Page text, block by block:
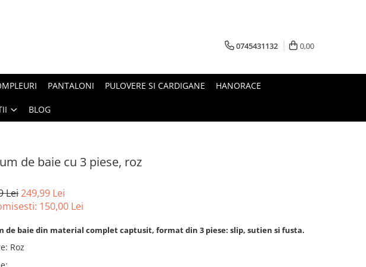
0745431132 0,00
PANTALONI PULOVERE SI CARDIGANE HANORACE
BLOG
de baie cu 3 piese, roz
Lei249,99 Lei
150,00 Lei
de baie din material complet captusit, format din 3 piese: slip, sutien si fusta.
: Roz